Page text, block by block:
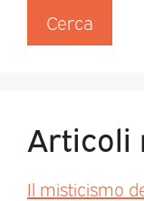
Cerca
Articoli
Il misticismo